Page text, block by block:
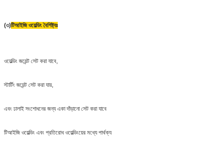
(৩)টিআইজি ওয়েল্ডিং বৈশিষ্ট্যঃ
ওয়েল্ডিং জয়েন্ট সেট করা যাবে,
স্টার্টিং জয়েন্ট সেট করা যায়,
এবং ঢালাই সংশোধনের জন্য একা দাঁড়ানো সেট করা যাবে
টিআইজি ওয়েল্ডিং এবং প্রতিরোধ ওয়েল্ডিংয়ের মধ্যে পার্থক্য